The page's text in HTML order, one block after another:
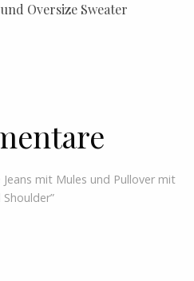
Oversize Sweater
Jeans mit Mules und Pullover mit
Shoulder”